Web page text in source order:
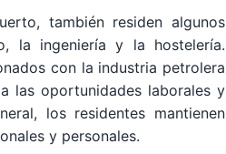
también residen algunos
la ingeniería y la hostelería.
con la industria petrolera
las oportunidades laborales y
los residentes mantienen
y personales.